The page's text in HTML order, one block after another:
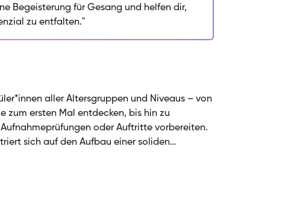
erweiterst: Ich gestalte den Unterricht so,
Hand in Hand gehen und du eine persönliche
Begeisterung für Gesang und helfen dir,
zu entfalten."
aller Altersgruppen und Niveaus – von
zum ersten Mal entdecken, bis hin zu
oder Auftritte vorbereiten.
sich auf den Aufbau einer soliden
fördere ich gleichzeitig Kreativität,